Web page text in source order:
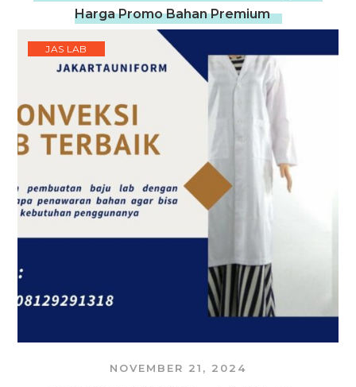
Harga Promo Bahan Premium
JAS LAB
NOVEMBER 21, 2024